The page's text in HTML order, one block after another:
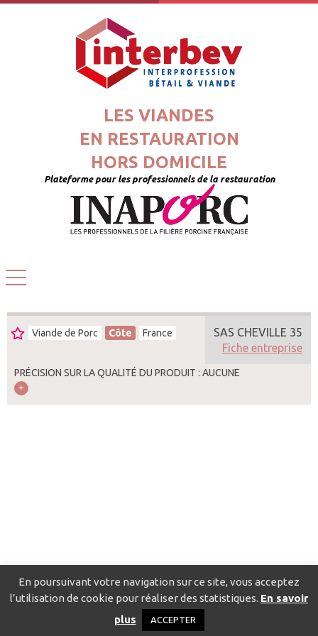
LES VIANDES
EN RESTAURATION
HORS DOMICILE
Plateforme pour les professionnels de la restauration
Viande de Porc Côte France
PRÉCISION SUR LA QUALITÉ DU PRODUIT : AUCUNE
SAS CHEVILLE 35
Fiche entreprise
Catalogue pour localiser les fournisseurs
Politique de confidentialité
En poursuivant votre navigation sur ce site, vous acceptez
l’utilisation de cookie pour réaliser des statistiques. En savoir
plus
ACCEPTER